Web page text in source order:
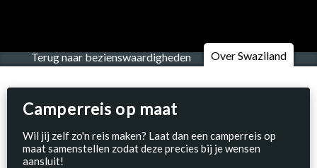
Terug naar bezienswaardigheden Over Swaziland
Camperreis op maat
Wil jij zelf zo'n reis maken? Laat dan een camperreis op
maat samenstellen zodat deze precies bij je wensen
aansluit!